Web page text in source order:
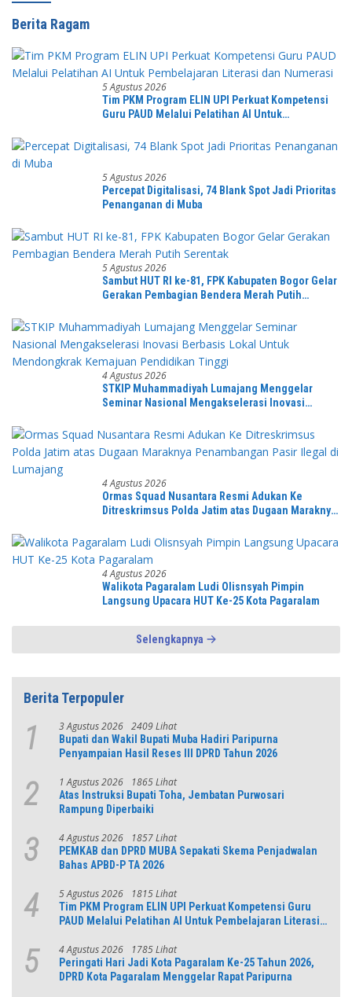
Berita Ragam
5 Agustus 2026
Tim PKM Program ELIN UPI Perkuat Kompetensi
Guru PAUD Melalui Pelatihan AI Untuk
5 Agustus 2026
Percepat Digitalisasi, 74 Blank Spot Jadi Prioritas
Penanganan di Muba
5 Agustus 2026
Sambut HUT RI ke-81, FPK Kabupaten Bogor Gelar
Gerakan Pembagian Bendera Merah Putih
4 Agustus 2026
STKIP Muhammadiyah Lumajang Menggelar
Seminar Nasional Mengakselerasi Inovasi
Pendidikan Tinggi
4 Agustus 2026
Ormas Squad Nusantara Resmi Adukan Ke
Ditreskrimsus Polda Jatim atas Dugaan Maraknya
4 Agustus 2026
Walikota Pagaralam Ludi Olisnsyah Pimpin
Langsung Upacara HUT Ke-25 Kota Pagaralam
Selengkapnya
Berita Terpopuler
1 3 Agustus 2026 2409 Lihat
Bupati dan Wakil Bupati Muba Hadiri Paripurna
Penyampaian Hasil Reses III DPRD Tahun 2026
2 1 Agustus 2026 1865 Lihat
Atas Instruksi Bupati Toha, Jembatan Purwosari
Rampung Diperbaiki
3 4 Agustus 2026 1857 Lihat
PEMKAB dan DPRD MUBA Sepakati Skema Penjadwalan
Bahas APBD-P TA 2026
4 5 Agustus 2026 1815 Lihat
Tim PKM Program ELIN UPI Perkuat Kompetensi Guru
PAUD Melalui Pelatihan AI Untuk Pembelajaran Literasi
5 4 Agustus 2026 1785 Lihat
Peringati Hari Jadi Kota Pagaralam Ke-25 Tahun 2026,
DPRD Kota Pagaralam Menggelar Rapat Paripurna